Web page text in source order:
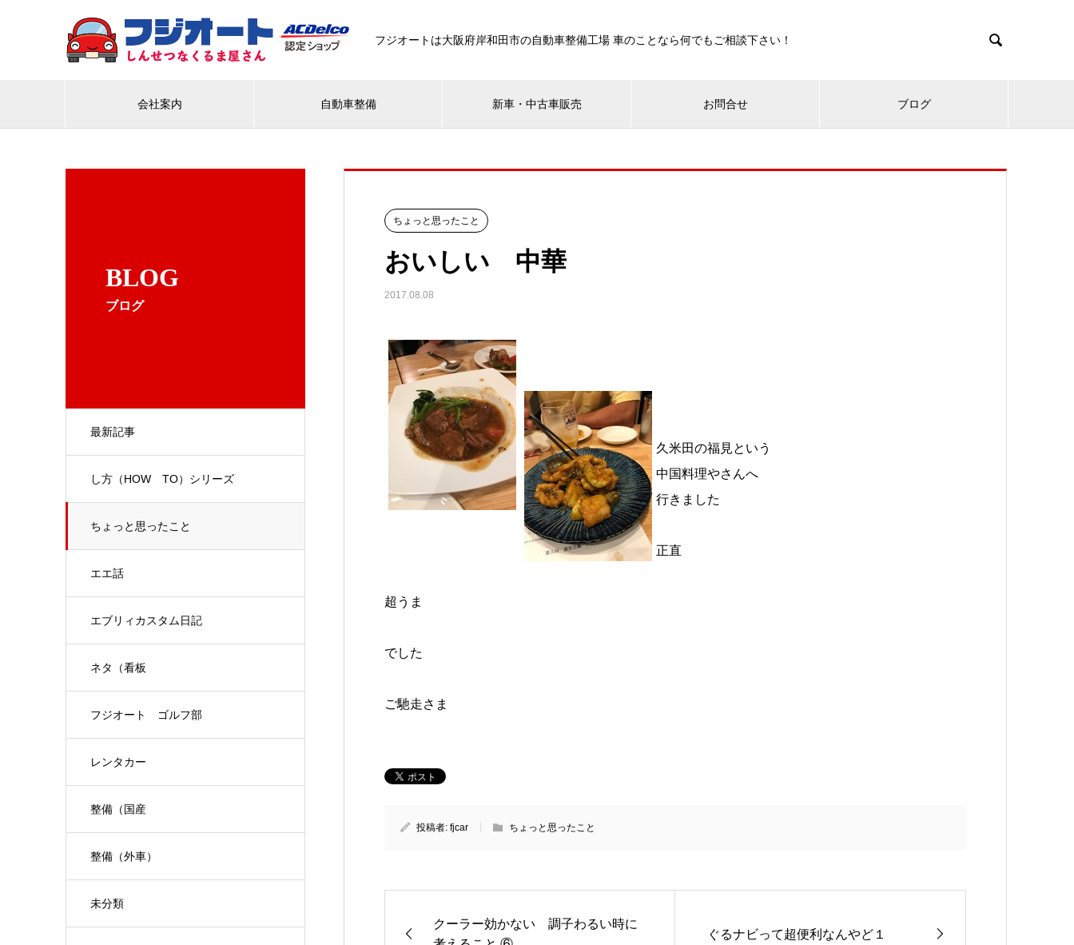
フジオートは大阪府岸和田市の自動車整備工場 車のことなら何でもご相談下さい！ 
会社案内 自動車整備 新車・中古車販売 お問合せ ブログ
BLOG
ブログ
最新記事
し方（HOW TO）シリーズ
ちょっと思ったこと
エエ話
エブリィカスタム日記
ネタ（看板
フジオート ゴルフ部
レンタカー
整備（国産
整備（外車）
未分類
ちょっと思ったこと
おいしい 中華
2017.08.08
久米田の福見という
中国料理やさんへ
行きました
正直
超うま
でした
ご馳走さま
投稿者: fjcar ちょっと思ったこと
クーラー効かない 調子わるい時に
ぐるナビって超便利なんやど１